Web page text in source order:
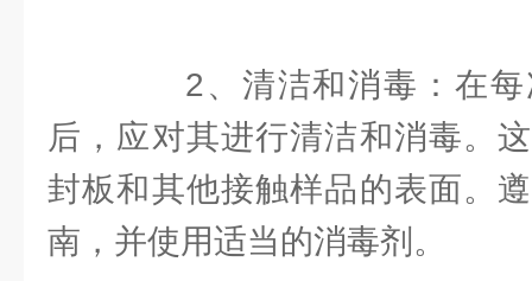
2、清洁和消毒：在每
后，应对其进行清洁和消毒。
封板和其他接触样品的表面。
南，并使用适当的消毒剂。